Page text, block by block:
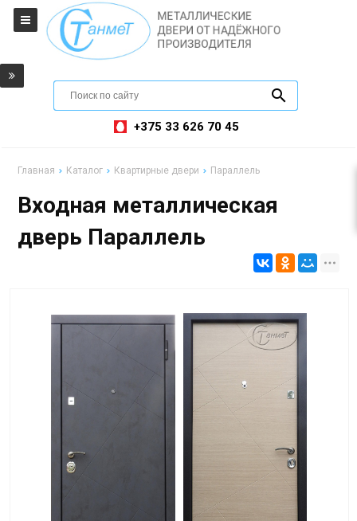
+375 33 626 70 45
Главная Каталог Квартирные двери Параллель
Входная металлическая
дверь Параллель